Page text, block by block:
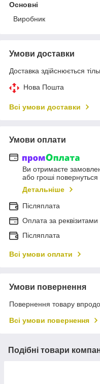
Основні
Виробник
Умови доставки
Доставка здійснюється
Нова Пошта
Всі умови доставки
Умови оплати
Ви отримаєте
або гроші
Детальніше
Післяплата
Оплата за реквізитами
Післяплата
Всі умови оплати
Умови повернення
Повернення товару
Всі умови повернення
Подібні товари